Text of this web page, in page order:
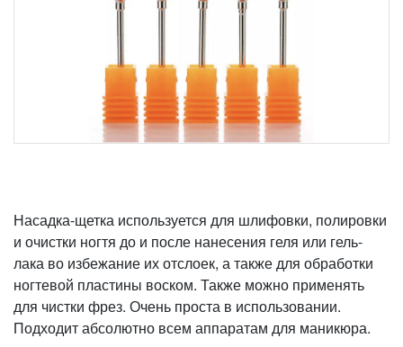
Насадка-щетка используется для шлифовки, полировки
и очистки ногтя до и после нанесения геля или гель-
лака во избежание их отслоек, а также для обработки
ногтевой пластины воском. Также можно применять
для чистки фрез. Очень проста в использовании.
Подходит абсолютно всем аппаратам для маникюра.